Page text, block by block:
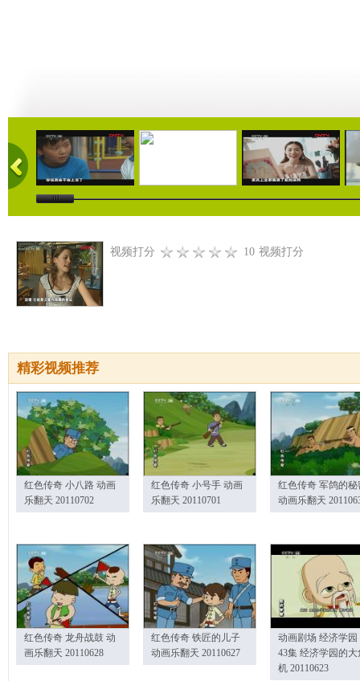
01:34 11:58 14:38
视频打分 10 视频打分
精彩视频推荐
红色传奇 小八路 动画
乐翻天 20110702
红色传奇 小号手 动画
乐翻天 20110701
红色传奇 军鸽的秘
动画乐翻天
红色传奇 龙舟战鼓 动
画乐翻天 20110628
红色传奇 铁匠的儿子
动画乐翻天 20110627
动画剧场 经济学园
43集 经济学园的大
机 20110623